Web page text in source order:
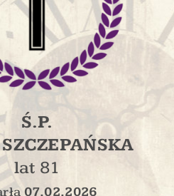
Ś.P.
lat 81
07.02.2026